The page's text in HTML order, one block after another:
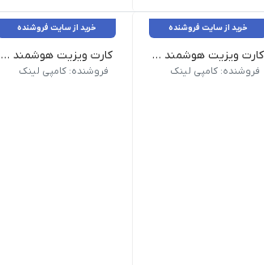
خرید از سایت فروشنده
کارت ویزیت هوشمند QR _ لمینت برجسته دورگرد جنس: گلاسه 300 گرم کُره‌ای
فروشنده: کامپی لینک
خرید از سایت فروشنده
کارت ویزیت هوشمند QR _ لمینت برجسته طلاکوب جنس: گلاسه 300 گرم کُره‌ای
فروشنده: کامپی لینک